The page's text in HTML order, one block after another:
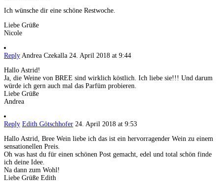
Ich wünsche dir eine schöne Restwoche.
Liebe Grüße
Nicole
Reply Andrea Czekalla 24. April 2018 at 9:44
Hallo Astrid!
Ja, die Weine von BREE sind wirklich köstlich. Ich liebe sie!!! Und darum
würde ich gern auch mal das Parfüm probieren.
Liebe Grüße
Andrea
Reply Edith Götschhofer 24. April 2018 at 9:53
Hallo Astrid, Bree Wein liebe ich das ist ein hervorragender Wein zu einem
sensationellen Preis.
Oh was hast du für einen schönen Post gemacht, edel und total schön finde
ich deine Idee.
Na dann zum Wohl!
Liebe Grüße Edith